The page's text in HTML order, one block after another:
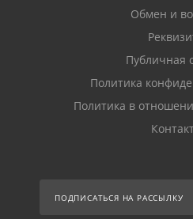
Обмен и
Публичная
Политика
Политика в
ПОДПИСАТЬСЯ НА РАССЫЛКУ